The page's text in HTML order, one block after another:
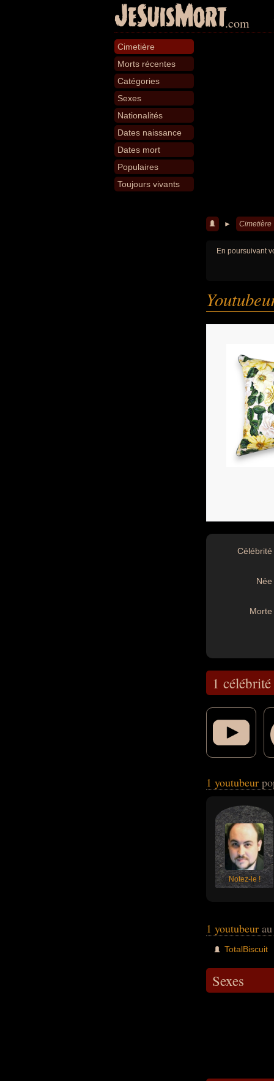
JeSuisMort.com
Cimetière
Morts récentes
Catégories
Sexes
Nationalités
Dates naissance
Dates mort
Populaires
Toujours vivants
► Cimetière
En poursuivant
Célébrité
Née
Morte
1 célébrité
1 youtubeur
Notez-le !
1 youtubeur
TotalBiscuit
Sexes